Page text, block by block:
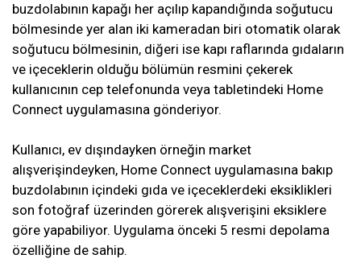
buzdolabının kapağı her açılıp kapandığında soğutucu
bölmesinde yer alan iki kameradan biri otomatik olarak
soğutucu bölmesinin, diğeri ise kapı raflarında gıdaların
ve içeceklerin olduğu bölümün resmini çekerek
kullanıcının cep telefonunda veya tabletindeki Home
Connect uygulamasına gönderiyor.
Kullanıcı, ev dışındayken örneğin market
alışverişindeyken, Home Connect uygulamasına bakıp
buzdolabının içindeki gıda ve içeceklerdeki eksiklikleri
son fotoğraf üzerinden görerek alışverişini eksiklere
göre yapabiliyor. Uygulama önceki 5 resmi depolama
özelliğine de sahip.